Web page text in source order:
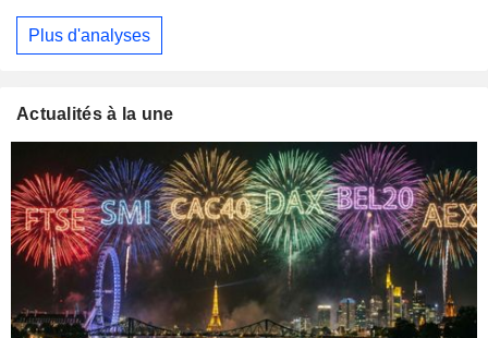
Plus d'analyses
Actualités à la une